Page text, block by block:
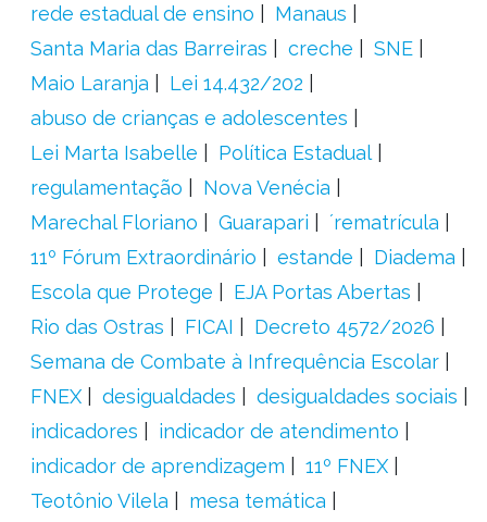
rede estadual de ensino
Manaus
Santa Maria das Barreiras
creche
SNE
Maio Laranja
Lei 14.432/202
abuso de crianças e adolescentes
Lei Marta Isabelle
Política Estadual
regulamentação
Nova Venécia
Marechal Floriano
Guarapari
´rematrícula
11º Fórum Extraordinário
estande
Diadema
Escola que Protege
EJA Portas Abertas
Rio das Ostras
FICAI
Decreto 4572/2026
Semana de Combate à Infrequência Escolar
FNEX
desigualdades
desigualdades sociais
indicadores
indicador de atendimento
indicador de aprendizagem
11º FNEX
Teotônio Vilela
mesa temática